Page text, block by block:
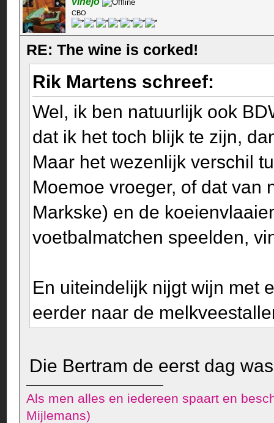
CBO
RE: The wine is corked!
Rik Martens schreef:
Wel, ik ben natuurlijk ook
dat ik het toch blijk te zijn,
Maar het wezenlijk verschil
Moemoe vroeger, of dat van
Markske) en de
voetbalmatchen speelden,
En uiteindelijk nijgt wijn met
eerder naar de
Die Bertram de eerst dag
Als men alles en iedereen spaart en
Mijlemans)